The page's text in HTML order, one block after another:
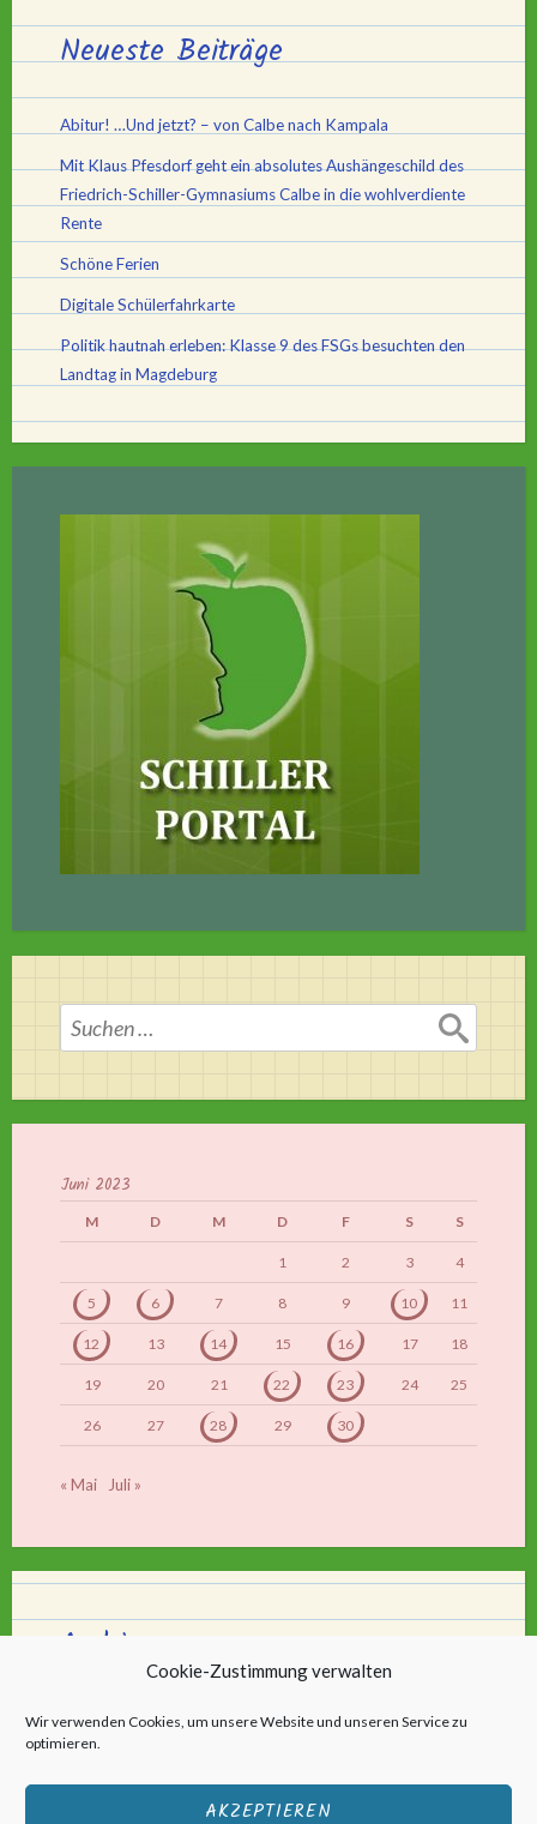
Cookie-Zustimmung verwalten
Wir verwenden Cookies, um unsere Website und unseren Service zu
optimieren.
AKZEPTIEREN
Neueste Beiträge
Abitur! …Und jetzt? – von Calbe nach Kampala
Mit Klaus Pfesdorf geht ein absolutes Aushängeschild des
Friedrich-Schiller-Gymnasiums Calbe in die wohlverdiente
Rente
Schöne Ferien
Digitale Schülerfahrkarte
Politik hautnah erleben: Klasse 9 des FSGs besuchten den
Landtag in Magdeburg
Suchen
nach:
Juni 2023
M D M D F S S
1 2 3 4
5 6 7 8 9 10 11
12 13 14 15 16 17 18
19 20 21 22 23 24 25
26 27 28 29 30
« Mai Juli »
Archiv